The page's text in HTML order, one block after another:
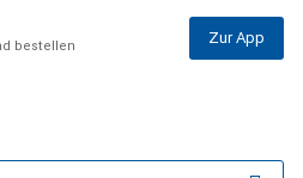
bestellen Zur App